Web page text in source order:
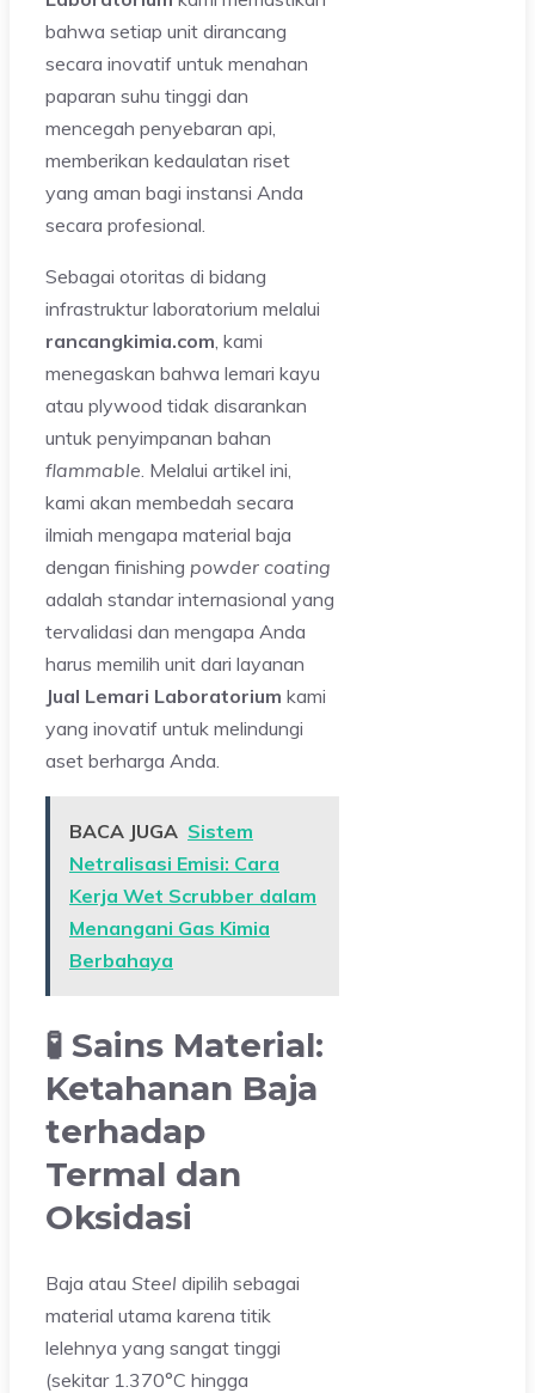
bahwa setiap unit dirancang
secara inovatif untuk menahan
paparan suhu tinggi dan
mencegah penyebaran api,
memberikan kedaulatan riset
yang aman bagi instansi Anda
secara profesional.
Sebagai otoritas di bidang
infrastruktur laboratorium melalui
rancangkimia.com, kami
menegaskan bahwa lemari kayu
atau plywood tidak disarankan
untuk penyimpanan bahan
flammable. Melalui artikel ini,
kami akan membedah secara
ilmiah mengapa material baja
dengan finishing powder coating
adalah standar internasional yang
tervalidasi dan mengapa Anda
harus memilih unit dari layanan
Jual Lemari Laboratorium kami
yang inovatif untuk melindungi
aset berharga Anda.
BACA JUGA Sistem
Netralisasi Emisi: Cara
Kerja Wet Scrubber dalam
Menangani Gas Kimia
Berbahaya
🧪 Sains Material:
Ketahanan Baja
terhadap
Termal dan
Oksidasi
Baja atau Steel dipilih sebagai
material utama karena titik
lelehnya yang sangat tinggi
(sekitar 1.370°C hingga